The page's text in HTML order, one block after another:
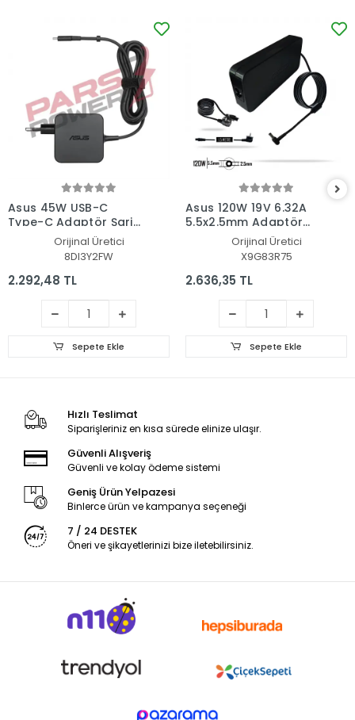
Asus 45W USB-C
Type-C Adaptör Şarj
Aleti-CihazıOrijinal Üretici
8DI3Y2FW
2.292,48 TL
Sepete Ekle
Asus 120W 19V 6.32A
5.5x2.5mm Adaptör
Şarj Aleti-Cihazı
Orijinal Üretici
X9G83R75
2.636,35 TL
Sepete Ekle
Hızlı Teslimat
Siparişleriniz en kısa sürede elinize ulaşır.
Güvenli Alışveriş
Güvenli ve kolay ödeme sistemi
Geniş Ürün Yelpazesi
Binlerce ürün ve kampanya seçeneği
7 / 24 DESTEK
Öneri ve şikayetlerinizi bize iletebilirsiniz.